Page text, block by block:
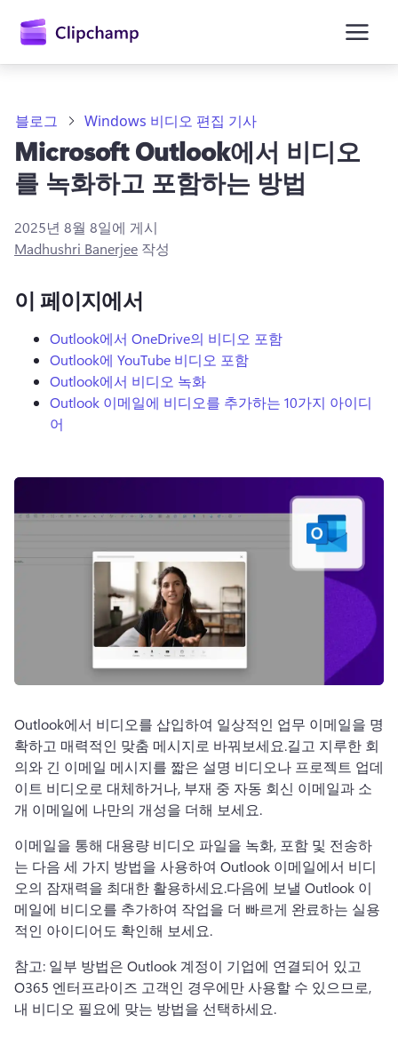
로
로그인
블로그 Windows 비디오 편집 기사
Microsoft Outlook에서 비디오
를 녹화하고 포함하는 방법
2025년 8월 8일에 게시
Madhushri Banerjee 작성
이 페이지에서
Outlook에서 OneDrive의 비디오 포함
Outlook에 YouTube 비디오 포함
Outlook에서 비디오 녹화
Outlook 이메일에 비디오를 추가하는 10가지 아이디
어
Outlook에서 비디오를 삽입하여 일상적인 업무 이메일을 명
확하고 매력적인 맞춤 메시지로 바꿔보세요.길고 지루한 회
의와 긴 이메일 메시지를 짧은 설명 비디오나 프로젝트 업데
이트 비디오로 대체하거나, 부재 중 자동 회신 이메일과 소
개 이메일에 나만의 개성을 더해 보세요.
이메일을 통해 대용량 비디오 파일을 녹화, 포함 및 전송하
는 다음 세 가지 방법을 사용하여 Outlook 이메일에서 비디
오의 잠재력을 최대한 활용하세요.다음에 보낼 Outlook 이
메일에 비디오를 추가하여 작업을 더 빠르게 완료하는 실용
적인 아이디어도 확인해 보세요.
참고: 일부 방법은 Outlook 계정이 기업에 연결되어 있고
O365 엔터프라이즈 고객인 경우에만 사용할 수 있으므로,
내 비디오 필요에 맞는 방법을 선택하세요.